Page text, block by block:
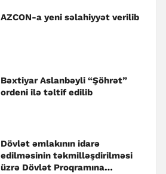
AZCON-a yeni səlahiyyət verilib
Bəxtiyar Aslanbəyli “Şöhrət”
ordeni ilə təltif edilib
Dövlət əmlakının idarə
edilməsinin təkmilləşdirilməsi
üzrə Dövlət Proqramına